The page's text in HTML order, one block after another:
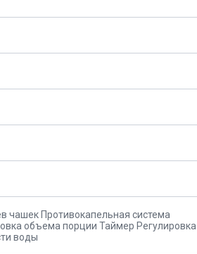
чашек Противокапельная система
объема порции Таймер Регулировка
воды